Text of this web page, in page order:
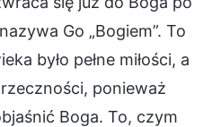
Go „Bogiem”. To
było pełne miłości, a
ponieważ
Boga. To, czym